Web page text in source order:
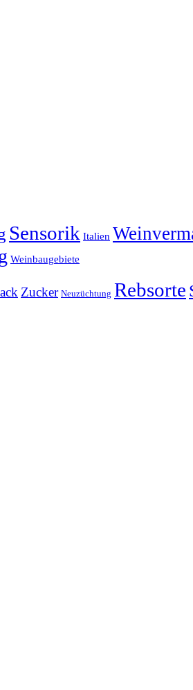
Sensorik Italien
Weinbaugebiete
Zucker Neuzüchtung Rebsorte